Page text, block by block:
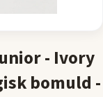
- Ivory
bomuld -